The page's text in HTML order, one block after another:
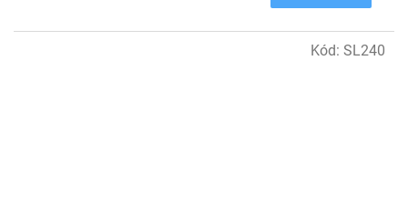
Kód: SL240